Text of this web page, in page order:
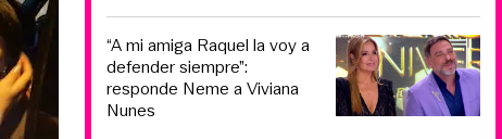
“A mi amiga Raquel la voy a
defender siempre”:
responde Neme a Viviana
Nunes